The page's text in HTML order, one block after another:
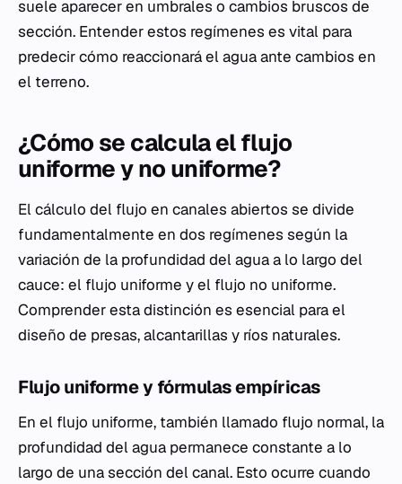
suele aparecer en umbrales o cambios bruscos de
sección. Entender estos regímenes es vital para
predecir cómo reaccionará el agua ante cambios en
el terreno.
¿Cómo se calcula el flujo
uniforme y no uniforme?
El cálculo del flujo en canales abiertos se divide
fundamentalmente en dos regímenes según la
variación de la profundidad del agua a lo largo del
cauce: el flujo uniforme y el flujo no uniforme.
Comprender esta distinción es esencial para el
diseño de presas, alcantarillas y ríos naturales.
Flujo uniforme y fórmulas empíricas
En el flujo uniforme, también llamado flujo normal, la
profundidad del agua permanece constante a lo
largo de una sección del canal. Esto ocurre cuando